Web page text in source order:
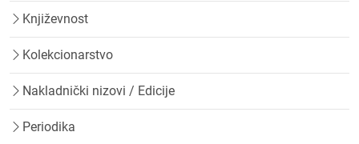
Književnost
Kolekcionarstvo
Nakladnički nizovi / Edicije
Periodika